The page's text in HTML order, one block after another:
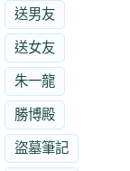
送男友
送女友
朱一龍
勝博殿
盜墓筆記